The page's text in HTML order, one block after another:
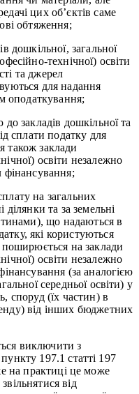
цих об’єктів саме
обтяження;
дошкільної, загальної
технічної) освіти
та джерел
для надання
оподаткування;
закладів дошкільної та
сплати податку для
також заклади
освіти незалежно
фінансування;
на загальних
ділянки та за земельні
що надаються в
які користуються
поширюється на заклади
освіти незалежно
(за аналогією
середньої освіти) у
споруд (їх частин) в
від інших бюджетних
виключити з
197.1 статті 197
на практиці це може
від